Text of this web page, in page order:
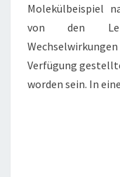
Molekülbeispiel
von den
Verfügung
worden sein. In